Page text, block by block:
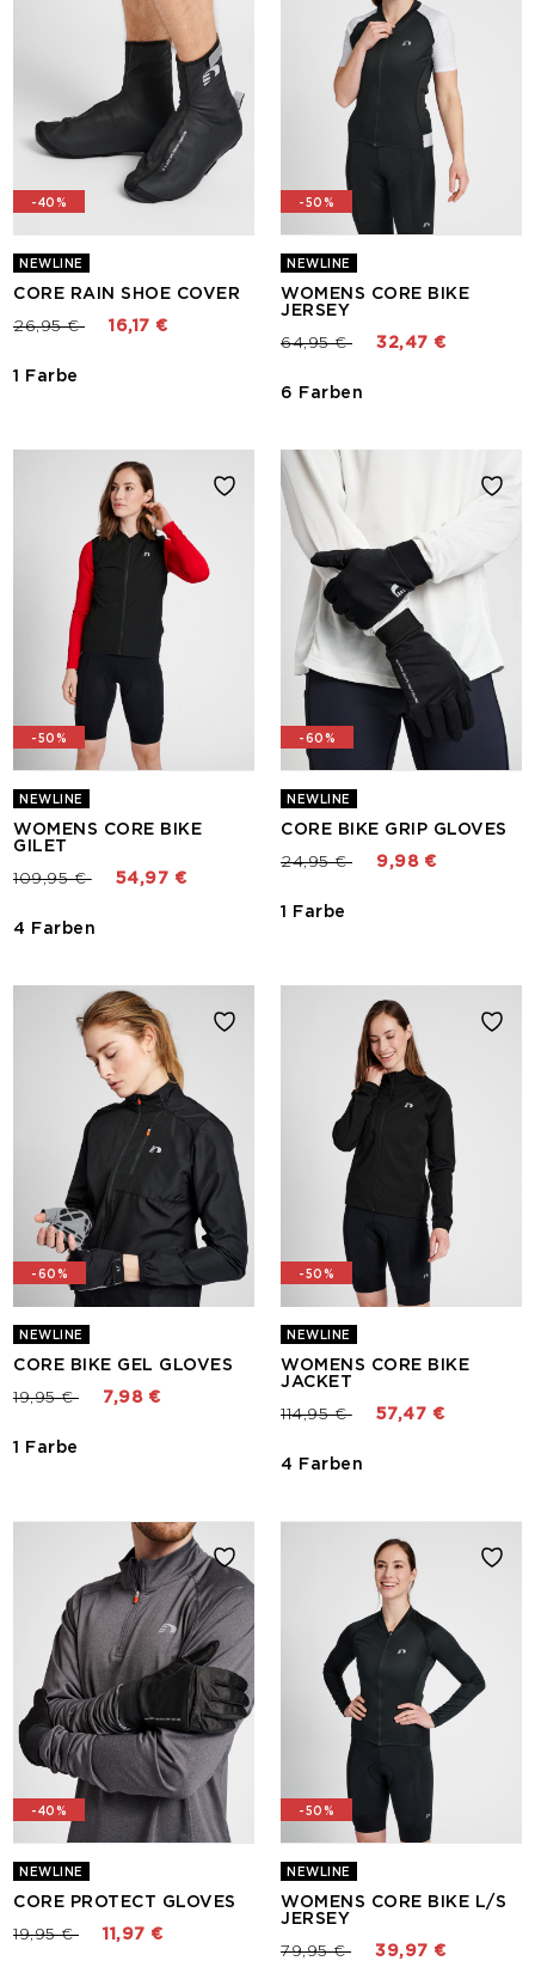
-40%
NEWLINE
CORE RAIN SHOE COVER
Preis reduziert von
26,95 €bis 16,17 €
1 Farbe
-50%
NEWLINE
WOMENS CORE BIKE
JERSEY
Preis reduziert von
64,95 €bis 32,47 €
6 Farben
-50%
NEWLINE
WOMENS CORE BIKE
GILET
Preis reduziert von
109,95 €bis 54,97 €
4 Farben
-60%
NEWLINE
CORE BIKE GRIP GLOVES
Preis reduziert von
24,95 €bis 9,98 €
1 Farbe
-60%
NEWLINE
CORE BIKE GEL GLOVES
Preis reduziert von
19,95 €bis 7,98 €
1 Farbe
-50%
NEWLINE
WOMENS CORE BIKE
JACKET
Preis reduziert von
114,95 €bis 57,47 €
4 Farben
-40%
NEWLINE
CORE PROTECT GLOVES
Preis reduziert von
19,95 €bis 11,97 €
-50%
NEWLINE
WOMENS CORE BIKE L/S
JERSEY
Preis reduziert von
79,95 €bis 39,97 €